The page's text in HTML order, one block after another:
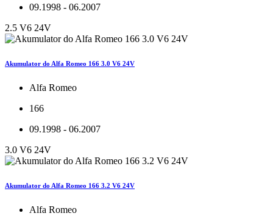
09.1998 - 06.2007
2.5 V6 24V
Akumulator do Alfa Romeo 166 3.0 V6 24V
Alfa Romeo
166
09.1998 - 06.2007
3.0 V6 24V
Akumulator do Alfa Romeo 166 3.2 V6 24V
Alfa Romeo